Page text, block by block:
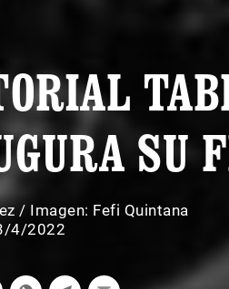
SU
/ Imagen: Fefi Quintana
4/2022